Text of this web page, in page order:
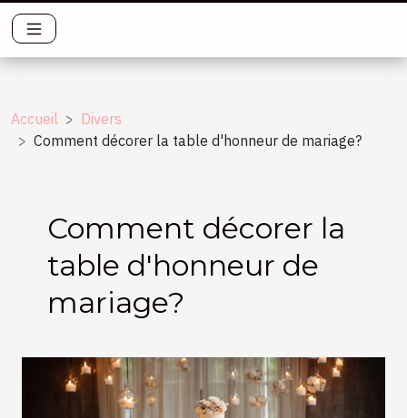
Accueil
Divers
Comment décorer la table d'honneur de mariage?
Comment décorer la
table d'honneur de
mariage?